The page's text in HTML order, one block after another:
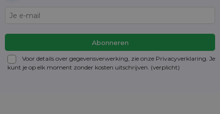
Voor details over gegevensverwerking, zie onze Privacyverklaring. Je
kunt je op elk moment zonder kosten uitschrijven . (verplicht)